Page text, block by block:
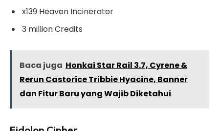
x139 Heaven Incinerator
3 million Credits
Baca juga Honkai Star Rail 3.7, Cyrene &
Rerun Castorice Tribbie Hyacine, Banner
dan Fitur Baru yang Wajib Diketahui